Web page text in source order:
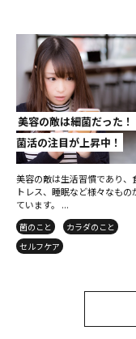
美容の敵は細菌だった！
菌活の注目が上昇中！
美容の敵は生活習慣であり、
トレス、睡眠など様々なもの
ています。 ...
菌のこと
カラダのこと
セルフケア